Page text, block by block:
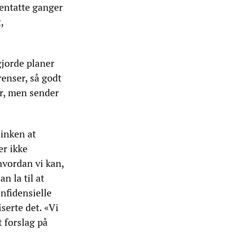
ganger
planer
så godt
men sender
at
ikke
vi kan,
la til at
det. «Vi
forslag på